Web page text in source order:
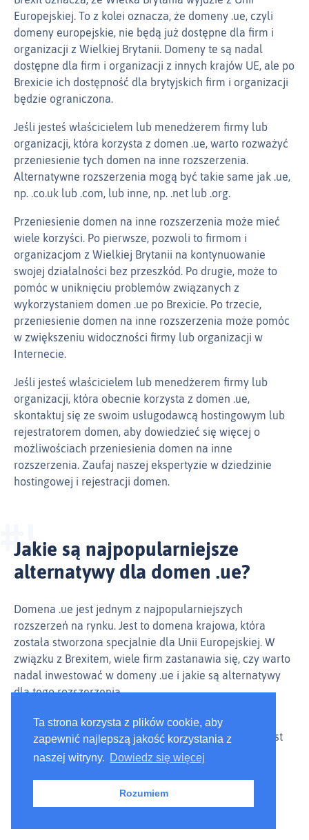
Ta strona korzysta z plików cookie, aby
zapewnić najlepszą jakość korzystania z
naszej witryny. Dowiedz się więcej
Rozumiem
Europejskiej. To z kolei oznacza, że domeny .ue, czyli
domeny europejskie, nie będą już dostępne dla firm i
organizacji z Wielkiej Brytanii. Domeny te są nadal
dostępne dla firm i organizacji z innych krajów UE, ale po
Brexicie ich dostępność dla brytyjskich firm i organizacji
będzie ograniczona.
Jeśli jesteś właścicielem lub menedżerem firmy lub
organizacji, która korzysta z domen .ue, warto rozważyć
przeniesienie tych domen na inne rozszerzenia.
Alternatywne rozszerzenia mogą być takie same jak .ue,
np. .co.uk lub .com, lub inne, np. .net lub .org.
Przeniesienie domen na inne rozszerzenia może mieć
wiele korzyści. Po pierwsze, pozwoli to firmom i
organizacjom z Wielkiej Brytanii na kontynuowanie
swojej działalności bez przeszkód. Po drugie, może to
pomóc w uniknięciu problemów związanych z
wykorzystaniem domen .ue po Brexicie. Po trzecie,
przeniesienie domen na inne rozszerzenia może pomóc
w zwiększeniu widoczności firmy lub organizacji w
Internecie.
Jeśli jesteś właścicielem lub menedżerem firmy lub
organizacji, która obecnie korzysta z domen .ue,
skontaktuj się ze swoim usługodawcą hostingowym lub
rejestratorem domen, aby dowiedzieć się więcej o
możliwościach przeniesienia domen na inne
rozszerzenia. Zaufaj naszej ekspertyzie w dziedzinie
hostingowej i rejestracji domen.
Jakie są najpopularniejsze
alternatywy dla domen .ue?
Domena .ue jest jednym z najpopularniejszych
rozszerzeń na rynku. Jest to domena krajowa, która
została stworzona specjalnie dla Unii Europejskiej. W
związku z Brexitem, wiele firm zastanawia się, czy warto
nadal inwestować w domeny .ue i jakie są alternatywy
dla tego rozszerzenia.
Istnieje kilka popularnych alternatyw dla domen .ue,
które warto rozważyć. Najbardziej oczywistą opcją jest
przejście na inne krajowe domeny Unii Europejskiej.